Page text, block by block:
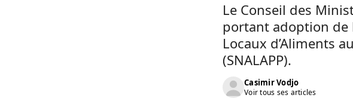
Le Conseil des
portant adoption de
Locaux d’Aliments
(SNALAPP).
Casimir Vodjo
Voir tous ses articles